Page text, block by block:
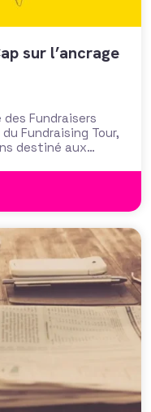
sur l’ancrage
des Fundraisers
Fundraising Tour,
destiné aux
pour les
le mécénat